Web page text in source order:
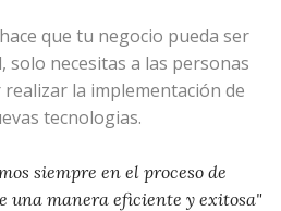
que tu negocio pueda ser
solo necesitas a las personas
la implementación de
tecnologias.
siempre en el proceso de
una manera eficiente y exitosa"